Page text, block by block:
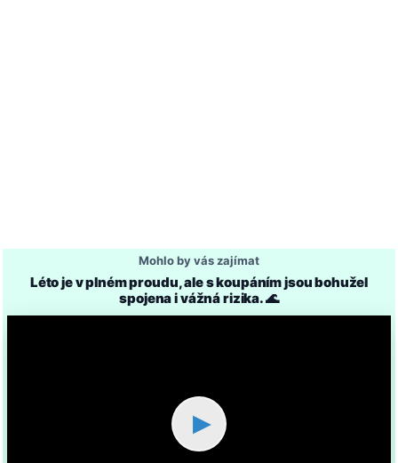
Mohlo by vás zajímat
Léto je v plném proudu, ale s koupáním jsou bohužel
spojena i vážná rizika. 🌊
▶